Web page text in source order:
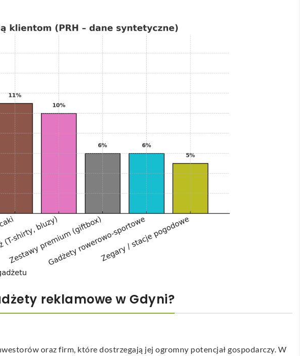
reklamowe w Gdyni?
oraz firm, które dostrzegają jej ogromny potencjał gospodarczy. W